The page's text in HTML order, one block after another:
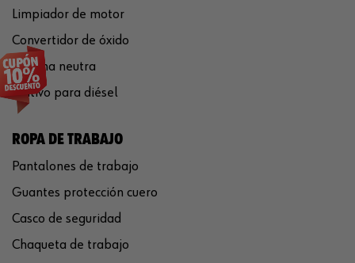
Limpiador de motor
Convertidor de óxido
Silicona neutra
Aditivo para diésel
ROPA DE TRABAJO
Pantalones de trabajo
Guantes protección cuero
Casco de seguridad
Chaqueta de trabajo